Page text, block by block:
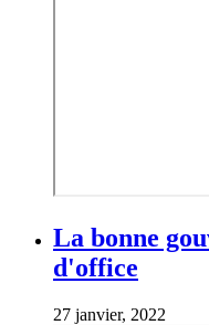
La bonne
d'office
27 janvier, 2022